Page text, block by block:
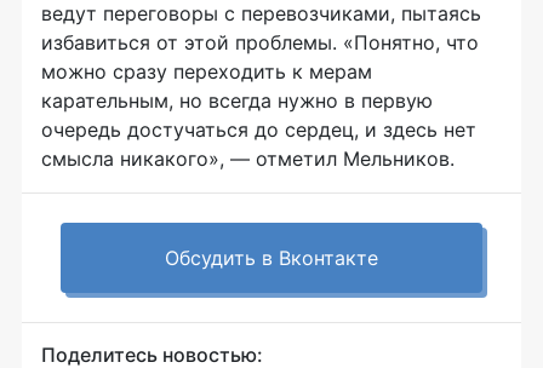
ведут переговоры с перевозчиками, пытаясь
избавиться от этой проблемы. «Понятно, что
можно сразу переходить к мерам
карательным, но всегда нужно в первую
очередь достучаться до сердец, и здесь нет
смысла никакого», — отметил Мельников.
Обсудить в Вконтакте
Поделитесь новостью: